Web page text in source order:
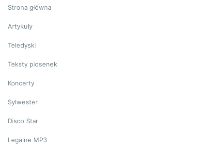
Strona główna
Artykuły
Teledyski
Teksty piosenek
Koncerty
Sylwester
Disco Star
Legalne MP3